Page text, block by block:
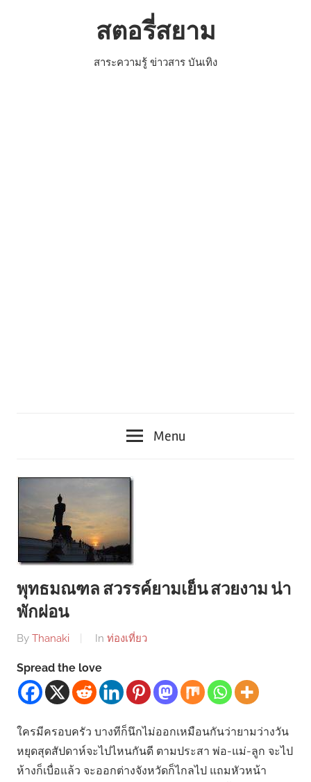
สตอรี่สยาม
สาระความรู้ ข่าวสาร บันเทิง
Menu
พุทธมณฑล สวรรค์ยามเย็น สวยงาม น่า
พักผ่อน
By Thanaki In ท่องเที่ยว
Spread the love
ใครมีครอบครัว บางทีก็นึกไม่ออกเหมือนกันว่ายามว่างวัน
หยุดสุดสัปดาห์จะไปไหนกันดี ตามประสา พ่อ-แม่-ลูก จะไป
ห้างก็เบื่อแล้ว จะออกต่างจังหวัดก็ไกลไป แถมหัวหน้า